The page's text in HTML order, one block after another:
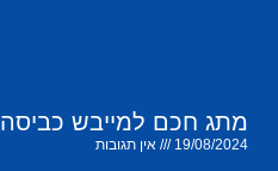
מתג חכם למייבש כביסה
19/08/2024 אין תגובות